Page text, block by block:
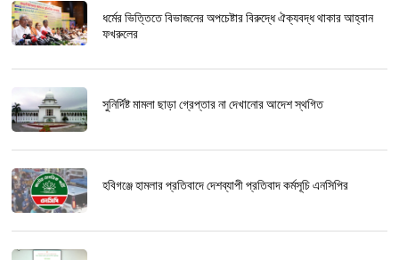
ধর্মের ভিত্তিতে বিভাজনের অপচেষ্টার বিরুদ্ধে ঐক্যবদ্ধ থাকার আহ্বান
ফখরুলের
সুনির্দিষ্ট মামলা ছাড়া গ্রেপ্তার না দেখানোর আদেশ স্থগিত
হবিগঞ্জে হামলার প্রতিবাদে দেশব্যাপী প্রতিবাদ কর্মসূচি এনসিপির